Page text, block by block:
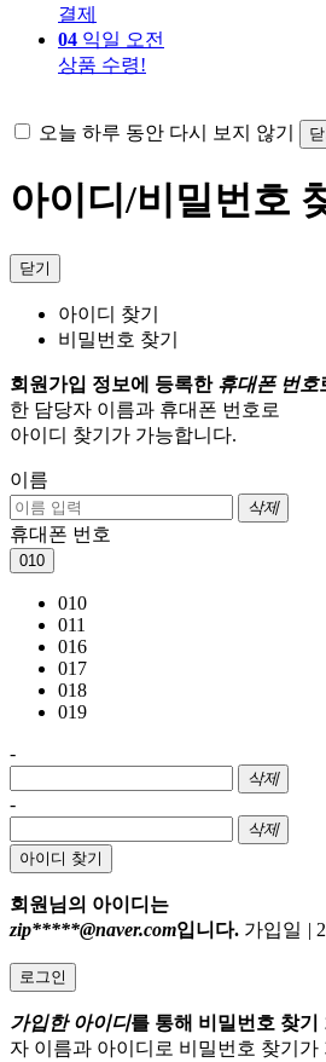
결제
04 익일 오전
상품 수령!
오늘 하루 동안 다시 보지 않기
아이디/비밀번호
닫기
아이디 찾기
비밀번호 찾기
회원가입 정보에 등록한 휴대폰 번호
한 담당자 이름과 휴대폰 번호로
아이디 찾기가 가능합니다.
이름
삭제
휴대폰 번호
010
010
011
016
017
018
019
-
삭제
-
삭제
아이디 찾기
회원님의 아이디는
zip*****@naver.com입니다. 가입일 |
로그인
가입한 아이디를 통해 비밀번호 찾기
자 이름과 아이디로 비밀번호 찾기가